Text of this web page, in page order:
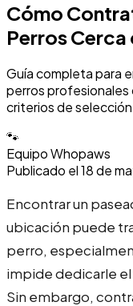
Cómo
Perros Cerca
Guía completa para
perros profesionales
criterios de
🐾
Equipo Whopaws
Publicado el18 de
Encontrar un
ubicación puede
perro,
impide dedicarle
Sin embargo,